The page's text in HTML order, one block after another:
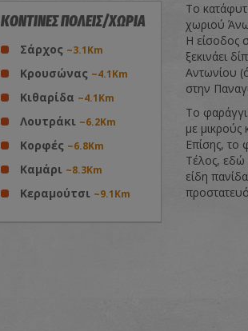
ΚΟΝΤΙΝΕΣ ΠΟΛΕΙΣ/ΧΩΡΙΑ
Σάρχος ~3.1Km
Κρουσώνας ~4.1Km
Κιθαρίδα ~4.1Km
Λουτράκι ~6.2Km
Κορφές ~6.8Km
Καμάρι ~8.3Km
Κεραμούτσι ~9.1Km
Το
χωριού Άνω
Η είσοδος
ξεκινάει
Αντωνίου
στην
Το φαράγγι
με μικρούς
Επίσης, το
Τέλος, εδώ
είδη